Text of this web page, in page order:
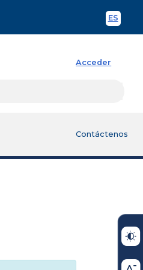
ES
Acceder
Contáctenos